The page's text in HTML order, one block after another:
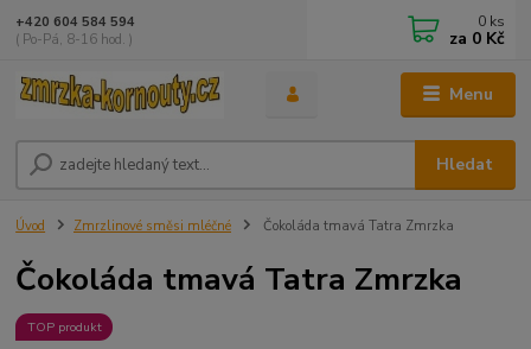
Menu
Hledat
+420 604 584 594
( Po-Pá, 8-16 hod. )
0 ks
za 0 Kč
Úvod Zmrzlinové směsi mléčné Čokoláda tmavá Tatra Zmrzka
Čokoláda tmavá Tatra Zmrzka
TOP produkt